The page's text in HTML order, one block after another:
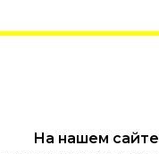
На нашем сайте